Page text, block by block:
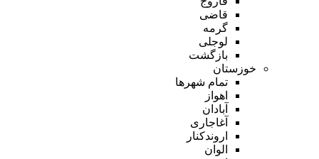
قاضی
گرمه
لوجلی
بازگشت
خوزستان
تمام شهر‌ها
اهواز
آبادان
آغاجاری
اروندکنار
الوان